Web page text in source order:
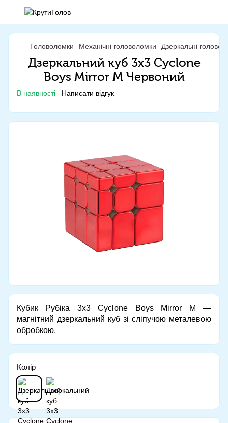
Головоломки Механічні головоломки Дзеркальні
Дзеркальний куб 3x3 Cyclone
Boys Mirror M Червоний
В наявності Написати відгук
Кубик Рубіка 3x3 Cyclone Boys Mirror M —
магнітний дзеркальний куб зі сліпучою металевою
обробкою.
Колір